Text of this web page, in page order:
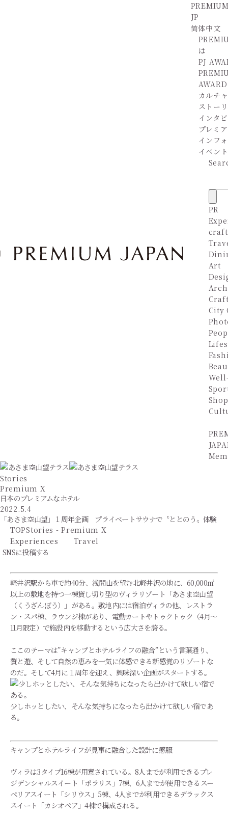
JP
简体中文
は
PJ
AWARD
カルチ
ストー
インタ
プレミ
インフ
イベント
PR
Art
City
Stories
Premium X
日本のプレミアムなホテル
2022.5.4
「あさま空山望」１周年企画 プライベートサウナで〝ととのう〟体験
TOPStories - Premium X
Experiences
Travel
SNSに投稿する
軽井沢駅から車で約40分、浅間山を望む北軽井沢の地に、60,000㎡
以上の敷地を持つ一棟貸し切り型のヴィラリゾート「あさま空山望
（くうざんぼう）」がある。敷地内には宿泊ヴィラの他、レストラ
ン・スパ棟、ラウンジ棟があり、電動カートやトゥクトゥク（4月～
11月限定）で施設内を移動するという広大さを誇る。
ここのテーマは”キャンプとホテルライフの融合”という言葉通り、
贅と遊、そして自然の恵みを一気に体感できる新感覚のリゾートな
のだ。そして4月に１周年を迎え、興味深い企画がスタートする。
少しホッとしたい、そんな気持ちになったら出かけて欲しい宿であ
る。
キャンプとホテルライフが見事に融合した設計に感服
ヴィラは3タイプ16棟が用意されている。8人までが利用できるプレ
ジデンシャルスイート「ポラリス」7棟、6人までが使用できるスー
ペリアスイート「シリウス」5棟、4人までが利用できるデラックス
スイート「カシオペア」4棟で構成される。